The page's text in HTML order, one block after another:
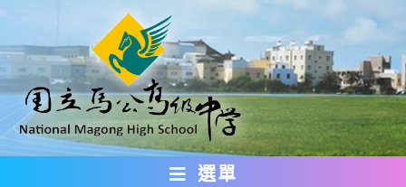
轉
主
要
內
選單